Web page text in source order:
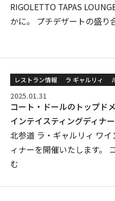
RIGOLETTO TAPAS
かに。 プチデザートの盛
レストラン情報 ラ ギャルリィ
2025.01.31
コート・ドールのトップド
インテイスティングディナ
北参道 ラ・ギャルリィ ワ
ィナーを開催いたします。
む